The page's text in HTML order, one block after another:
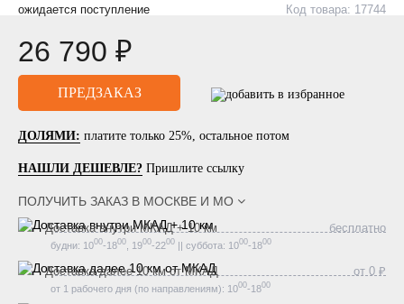
Код товара: 17744
ожидается поступление
26 790 ₽
ДОЛЯМИ: платите только 25%, остальное потом
НАШЛИ ДЕШЕВЛЕ? Пришлите ссылку
ПОЛУЧИТЬ ЗАКАЗ В МОСКВЕ И МО
Доставка внутри МКАД + 10 км
будни: 1000-1800 , 1900-2200 || суббота: 1000-1800
бесплатно
Доставка далее 10 км от МКАД
от 1 рабочего дня (по направлениям): 1000-1800
от 0 ₽